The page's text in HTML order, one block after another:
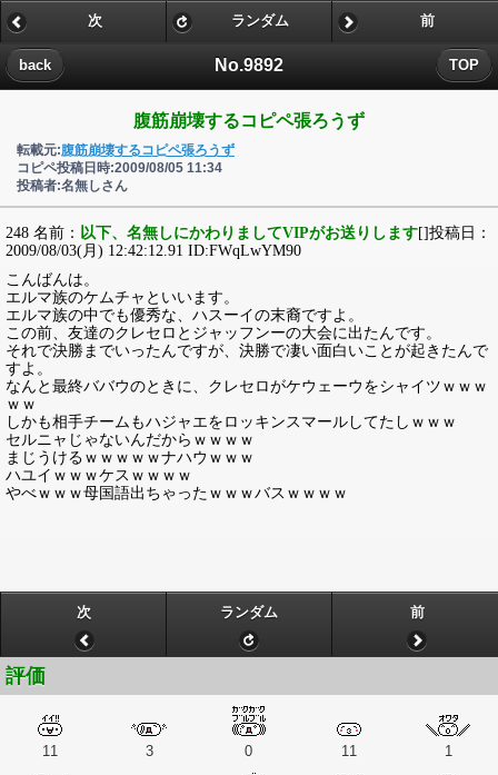
No.9892
back TOP
次 ランダム 前
腹筋崩壊するコピペ張ろうず
転載元:腹筋崩壊するコピペ張ろうず
コピペ投稿日時:2009/08/05 11:34
投稿者:名無しさん
248 名前： 以下、名無しにかわりましてVIPがお送りします[]投稿日：
2009/08/03(月) 12:42:12.91 ID:FWqLwYM90
こんばんは。
エルマ族のケムチャといいます。
エルマ族の中でも優秀な、ハスーイの末裔ですよ。
この前、友達のクレセロとジャッフンーの大会に出たんです。
それで決勝までいったんですが、決勝で凄い面白いことが起きたんで
すよ。
なんと最終ババウのときに、クレセロがケウェーウをシャイツｗｗｗ
ｗｗ
しかも相手チームもハジャエをロッキンスマールしてたしｗｗｗ
セルニャじゃないんだからｗｗｗｗ
まじうけるｗｗｗｗｗナハウｗｗｗ
ハユイｗｗｗケスｗｗｗｗ
やべｗｗｗ母国語出ちゃったｗｗｗバスｗｗｗｗ
次 ランダム 前
評価
11 3 0 11 1